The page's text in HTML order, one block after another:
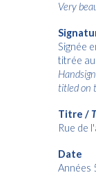
Very
Signée
titrée
titled on
Titre /
Rue de
Date
Années